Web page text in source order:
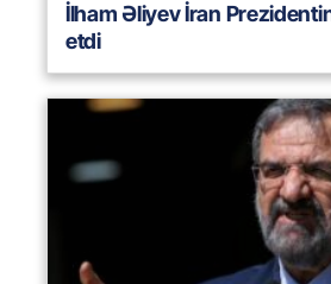
İlham Əliyev İran
etdi